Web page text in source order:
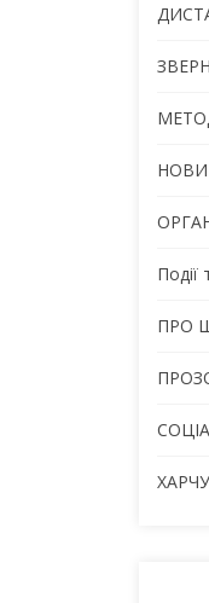
Події
ПРО